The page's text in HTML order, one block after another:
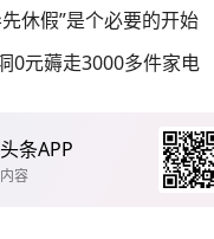
休假”是个必要的开始
0元薅走3000多件家电
条APP
容